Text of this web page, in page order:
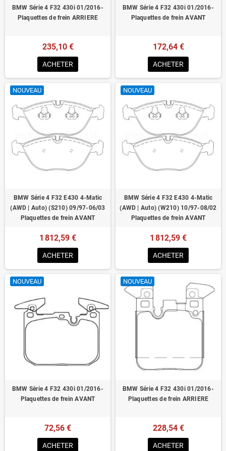
BMW Série 4 F32 430i 01/2016-
Plaquettes de frein ARRIERE
235,10 €
ACHETER
BMW Série 4 F32 430i 01/2016-
Plaquettes de frein AVANT
172,64 €
ACHETER
NOUVEAU
BMW Série 4 F32 E430 4-Matic
(AWD | Auto) (S210) 09/97-06/03
Plaquettes de frein AVANT
1 812,59 €
ACHETER
NOUVEAU
BMW Série 4 F32 E430 4-Matic
(AWD | Auto) (W210) 10/97-08/02
Plaquettes de frein AVANT
1 812,59 €
ACHETER
NOUVEAU
BMW Série 4 F32 430i 01/2016-
Plaquettes de frein AVANT
72,56 €
ACHETER
NOUVEAU
BMW Série 4 F32 430i 01/2016-
Plaquettes de frein ARRIERE
228,54 €
ACHETER